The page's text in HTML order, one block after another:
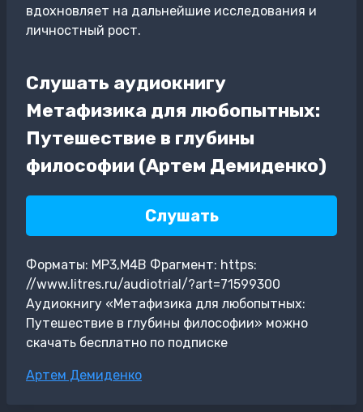
вдохновляет на дальнейшие исследования и
личностный рост.
Слушать аудиокнигу
Метафизика для любопытных:
Путешествие в глубины
философии (Артем Демиденко)
Слушать
Форматы: MP3,M4B Фрагмент: https:
//www.litres.ru/audiotrial/?art=71599300
Аудиокнигу «Метафизика для любопытных:
Путешествие в глубины философии» можно
скачать бесплатно по подписке
Метки
Артем Демиденко